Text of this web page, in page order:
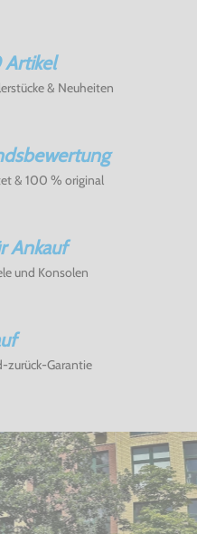
& Neuheiten
& 100 % original
Ankauf
und Konsolen
zurück-Garantie